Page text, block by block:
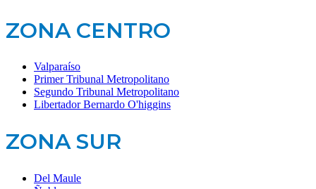
ZONA CENTRO
Valparaíso
Primer Tribunal Metropolitano
Segundo Tribunal Metropolitano
Libertador Bernardo O'higgins
ZONA SUR
Del Maule